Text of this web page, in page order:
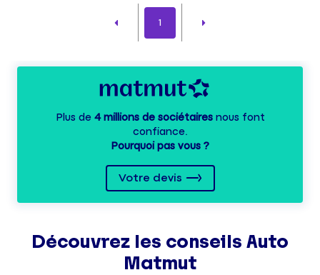
1
Plus de 4 millions de sociétairesnous font
confiance.
Pourquoi pas vous ?
Votre devis
Découvrez les conseils Auto
Matmut